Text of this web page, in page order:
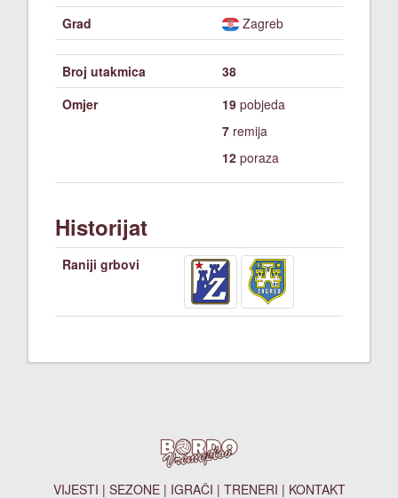
Grad
Zagreb
Broj utakmica
38
Omjer
19 pobjeda
7 remija
12 poraza
Historijat
Raniji grbovi
VIJESTI | SEZONE| IGRAČI | TRENERI | KONTAKT